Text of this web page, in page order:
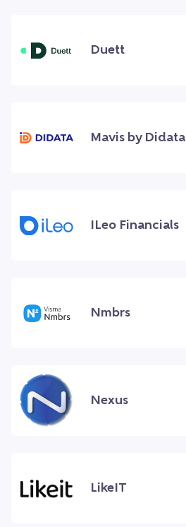
Duett
Mavis by Didata
ILeo Financials
Nmbrs
Nexus
LikeIT